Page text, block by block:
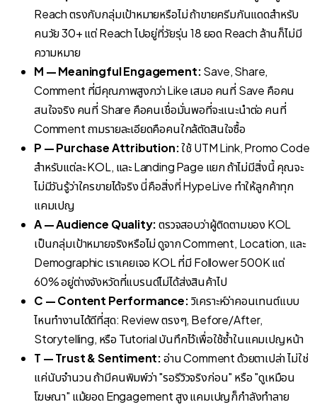
Reach ตรงกับกลุ่มเป้าหมายหรือไม่ ถ้าขายครีมกันแดดสำหรับ
คนวัย 30+ แต่ Reach ไปอยู่ที่วัยรุ่น 18 ยอด Reach ล้านก็ไม่มี
ความหมาย
M — Meaningful Engagement:Save, Share,
Comment ที่มีคุณภาพสูงกว่า Like เสมอ คนที่ Save คือคน
สนใจจริง คนที่ Share คือคนเชื่อมั่นพอที่จะแนะนำต่อ คนที่
Comment ถามรายละเอียดคือคนใกล้ตัดสินใจซื้อ
P — Purchase Attribution:ใช้ UTM Link, Promo Code
สำหรับแต่ละ KOL, และ Landing Page แยก ถ้าไม่มีสิ่งนี้ คุณจะ
ไม่มีวันรู้ว่าใครขายได้จริง นี่คือสิ่งที่ HypeLive ทำให้ลูกค้าทุก
แคมเปญ
A — Audience Quality:ตรวจสอบว่าผู้ติดตามของ KOL
เป็นกลุ่มเป้าหมายจริงหรือไม่ ดูจาก Comment, Location, และ
Demographic เราเคยเจอ KOL ที่มี Follower 500K แต่
60% อยู่ต่างจังหวัดที่แบรนด์ไม่ได้ส่งสินค้าไป
C — Content Performance:วิเคราะห์ว่าคอนเทนต์แบบ
ไหนทำงานได้ดีที่สุด: Review ตรงๆ, Before/After,
Storytelling, หรือ Tutorial บันทึกไว้เพื่อใช้ซ้ำในแคมเปญหน้า
T — Trust & Sentiment:อ่าน Comment ด้วยตาเปล่า ไม่ใช่
แค่นับจำนวน ถ้ามีคนพิมพ์ว่า "รอรีวิวจริงก่อน" หรือ "ดูเหมือน
โฆษณา" แม้ยอด Engagement สูง แคมเปญก็กำลังทำลาย